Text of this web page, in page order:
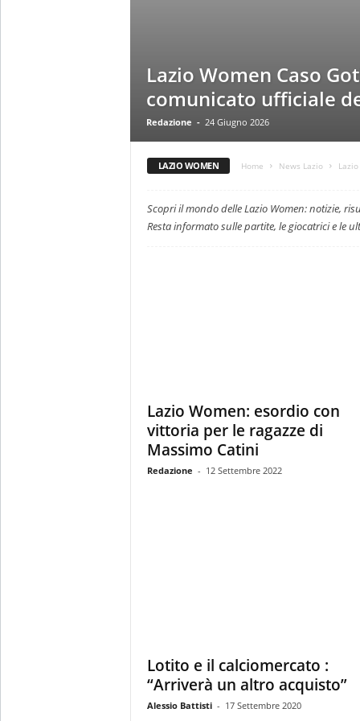
Lazio Women Caso
comunicato ufficiale
Redazione - 24 Giugno 2026
LAZIO WOMEN Home News Lazio
Scopri il mondo delle Lazio Women: notizie,
Resta informato sulle partite, le giocatrici e le
Lazio Women: esordio con
vittoria per le ragazze di
Massimo Catini
Redazione - 12 Settembre 2022
Lotito e il calciomercato :
“Arriverà un altro acquisto”
Alessio Battisti - 17 Settembre 2020